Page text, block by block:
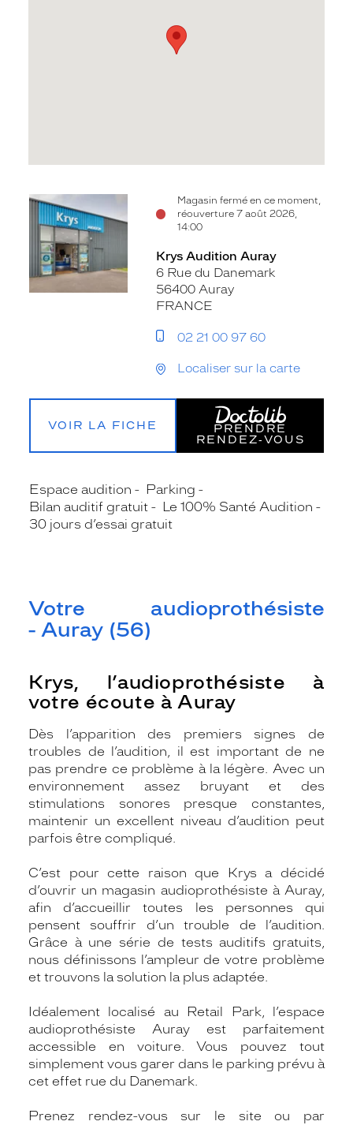
Magasin fermé en ce moment,
réouverture 7 août 2026,
14:00
Voir
fiche
Krys Audition Auray
6 Rue du Danemark
56400 Auray
FRANCE
02 21 00 97 60
Localiser sur la carte
VOIR LA FICHE
PRENDRE
RENDEZ‑VOUS
Espace audition
Parking
Bilan auditif gratuit
Le 100% Santé Audition
30 jours d’essai gratuit
Votre audioprothésiste
- Auray (56)
Krys, l’audioprothésiste à
votre écoute à Auray
Dès l’apparition des premiers signes de
troubles de l’audition, il est important de ne
pas prendre ce problème à la légère. Avec un
environnement assez bruyant et des
stimulations sonores presque constantes,
maintenir un excellent niveau d’audition peut
parfois être compliqué.
C’est pour cette raison que Krys a décidé
d’ouvrir un magasin audioprothésiste à Auray,
afin d’accueillir toutes les personnes qui
pensent souffrir d’un trouble de l’audition.
Grâce à une série de tests auditifs gratuits,
nous définissons l’ampleur de votre problème
et trouvons la solution la plus adaptée.
Idéalement localisé au Retail Park, l’espace
audioprothésiste Auray est parfaitement
accessible en voiture. Vous pouvez tout
simplement vous garer dans le parking prévu à
cet effet rue du Danemark.
Prenez rendez-vous sur le site ou par